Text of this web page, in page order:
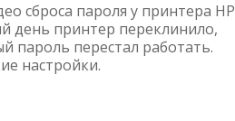
сброса пароля у принтера HP
день принтер переклинило,
пароль перестал работать.
настройки.